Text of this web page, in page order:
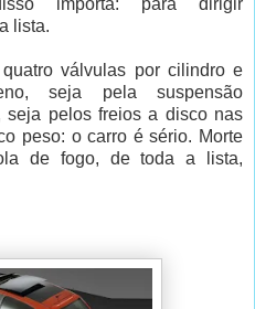
importa: para dirigir
lista.
válvulas por cilindro e
seja pela suspensão
seja pelos freios a disco nas
peso: o carro é sério. Morte
de fogo, de toda a lista,